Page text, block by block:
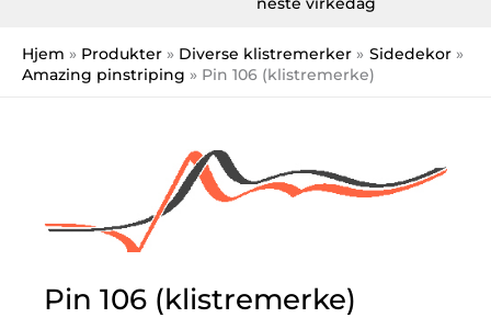
Hjem Produkter Diverse klistremerker
Sidedekor
Amazing pinstriping
Pin 106 (klistremerke)
Pin 106 (klistremerke)